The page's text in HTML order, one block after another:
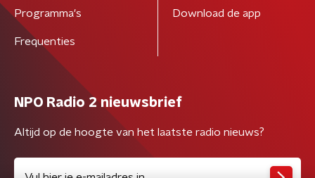
Programma's
Frequenties
Download de app
NPO Radio 2 nieuwsbrief
Altijd op de hoogte van het laatste radio nieuws?